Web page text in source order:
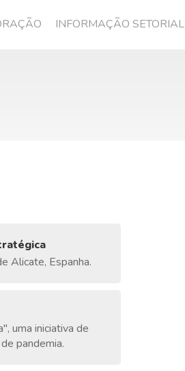
INFORMAÇÃO SETORIAL
Alicate, Espanha.
uma iniciativa de
pandemia.